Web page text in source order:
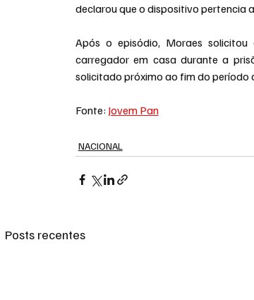
declarou que o dispositivo pertencia
Após o episódio, Moraes
carregador em casa durante a
solicitado próximo ao fim do período
Fonte: Jovem Pan
NACIONAL
Posts recentes